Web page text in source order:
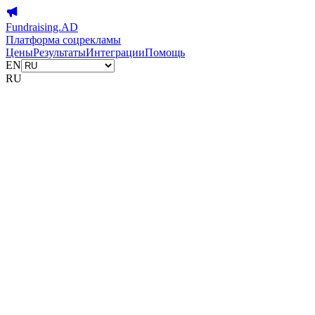
Fundraising.AD
Платформа соцрекламы
ЦеныРезультатыИнтеграцииПомощь
EN
RU